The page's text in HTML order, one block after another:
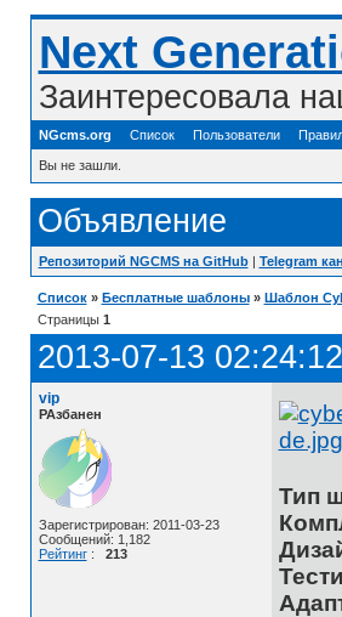
Next
Заинтересовала
NGcms.org Список Пользователи
Вы не зашли.
Объявление
Репозиторий NGCMS на GitHub| Telegram
Список » Бесплатные шаблоны » Шаблон
Страницы 1
2013-07-13 02:24:12
vip
РАзбанен
Зарегистрирован: 2011-03-23
Сообщений: 1,182
Рейтинг: 213
Тип